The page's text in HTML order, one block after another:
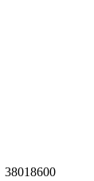
38018600